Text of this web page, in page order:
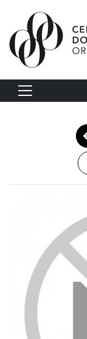
Vés al contingut
Navegació